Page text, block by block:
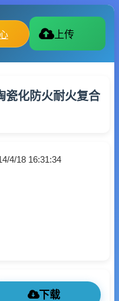
上传
瓷化防火耐火复合
4/18 16:31:34
下载